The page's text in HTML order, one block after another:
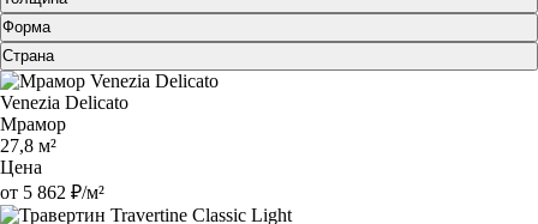
Форма
Страна
Venezia Delicato
Мрамор
27,8 м²
Цена
от 5 862 ₽/м²